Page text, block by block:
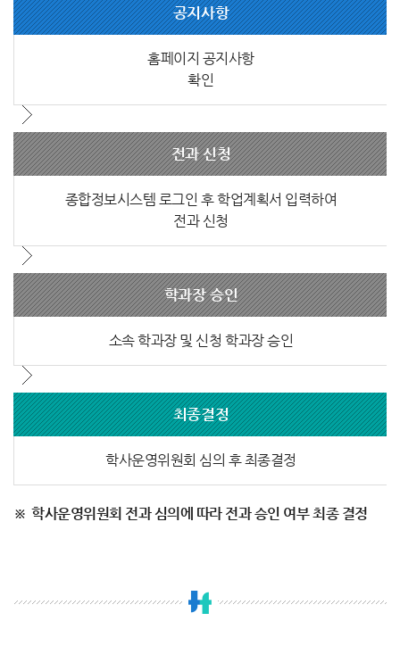
공지사항
홈페이지 공지사항
확인
전과 신청
종합정보시스템 로그인 후 학업계획서 입력하여
전과 신청
학과장 승인
소속 학과장 및 신청 학과장 승인
최종결정
학사운영위원회 심의 후 최종결정
학사운영위원회 전과 심의에 따라 전과 승인 여부 최종 결정